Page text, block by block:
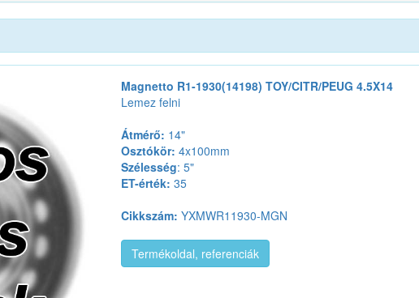
Magnetto R1-1930(14198) TOY/CITR/PEUG 4.5X14
Lemez felni
Átmérő: 14"
Osztókör: 4x100mm
Szélesség: 5"
ET-érték: 35
Cikkszám: YXMWR11930-MGN
Termékoldal, referenciák